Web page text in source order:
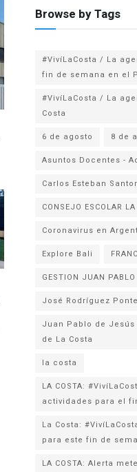
Browse by Tags
#VivíLaCosta / La
fin de semana en el
#VivíLaCosta / La
Costa
6 de agosto
8 de
Asuntos Docentes -
Carlos Esteban
CONSEJO ESCOLAR
Coronavirus en
Explore Bali
GESTION JUAN
José Rodríguez Ponte
Juan Pablo de
la costa
LA COSTA:
actividades para el
La Costa:
para este fin de
LA COSTA: Alerta